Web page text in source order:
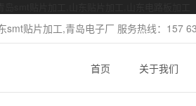
贴片加工,青岛电子厂 服务热线：157
首页 关于我们